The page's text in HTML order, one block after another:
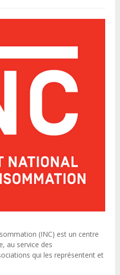
(INC) est un centre
au service des
qui les représentent et